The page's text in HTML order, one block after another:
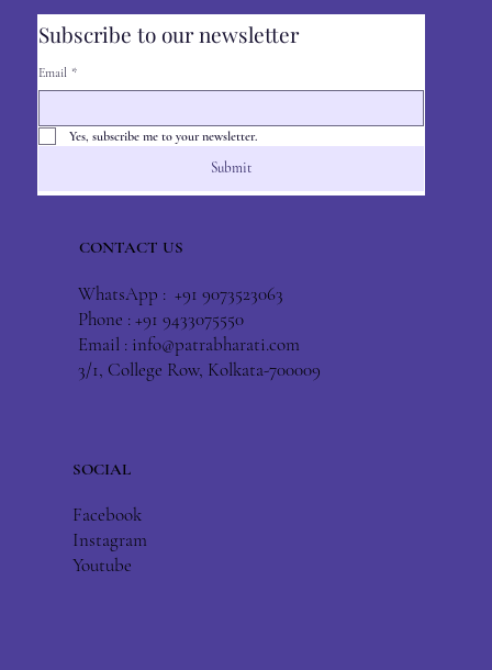
Subscribe to our newsletter
Email *
Yes, subscribe me to your newsletter.
Submit
CONTACT US
WhatsApp : +91 9073523063
Phone : +91 9433075550
Email : info@patrabharati.com
3/1, College Row, Kolkata-700009
SOCIAL
Facebook
Instagram
Youtube